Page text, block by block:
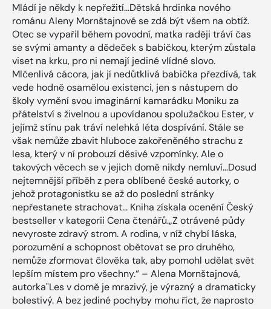
Mládí je někdy k nepřežití…Dětská hrdinka nového
románu Aleny Mornštajnové se zdá být všem na obtíž.
Otec se vypařil během povodní, matka raději tráví čas
se svými amanty a dědeček s babičkou, kterým zůstala
viset na krku, pro ni nemají jediné vlídné slovo.
Mlčenlivá cácora, jak jí nedůtklivá babička přezdívá, tak
vede hodně osamělou existenci, jen s nástupem do
školy vymění svou imaginární kamarádku Moniku za
přátelství s živelnou a upovídanou spolužačkou Ester, v
jejímž stínu pak tráví nelehká léta dospívání. Stále se
však nemůže zbavit hluboce zakořeněného strachu z
lesa, který v ní probouzí děsivé vzpomínky. Ale o
takových věcech se v jejich domě nikdy nemluví…Dosud
nejtemnější příběh z pera oblíbené české autorky, o
jehož protagonistku se až do poslední stránky
nepřestanete strachovat... Kniha získala ocenění Český
bestseller v kategorii Cena čtenářů.„Z otrávené půdy
nevyroste zdravý strom. A rodina, v níž chybí láska,
porozumění a schopnost obětovat se pro druhého,
nemůže zformovat člověka tak, aby pomohl udělat svět
lepším místem pro všechny.“ – Alena Mornštajnová,
autorka"Les v domě je mrazivý, je výrazný a dramaticky
bolestivý. A bez jediné pochyby mohu říct, že naprosto